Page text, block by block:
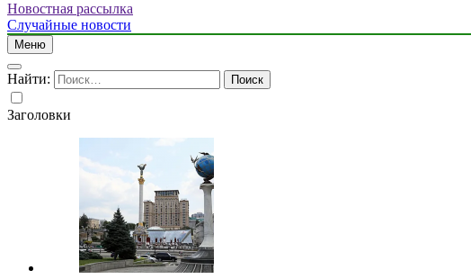
Новостная рассылка
Случайные новости
Меню
Найти:
Заголовки